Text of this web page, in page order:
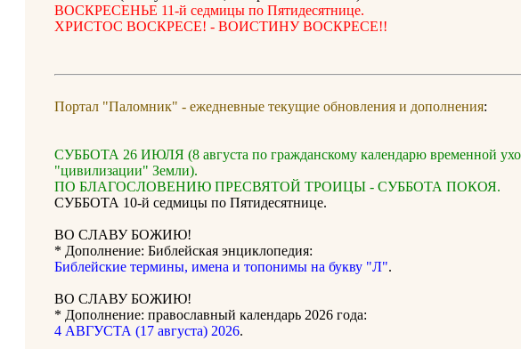
ВОСКРЕСЕНЬЕ 11-й седмицы по Пятидесятнице.
ХРИСТОС ВОСКРЕСЕ! - ВОИСТИНУ ВОСКРЕСЕ!!
Портал "Паломник" - ежедневные текущие обновления и дополнения:
СУББОТА 26 ИЮЛЯ (8 августа по гражданскому календарю временной
"цивилизации" Земли).
ПО БЛАГОСЛОВЕНИЮ ПРЕСВЯТОЙ ТРОИЦЫ - СУББОТА ПОКОЯ.
СУББОТА 10-й седмицы по Пятидесятнице.
ВО СЛАВУ БОЖИЮ!
* Дополнение: Библейская энциклопедия:
Библейские термины, имена и топонимы на букву "Л".
ВО СЛАВУ БОЖИЮ!
* Дополнение: православный календарь 2026 года:
4 АВГУСТА (17 августа) 2026.